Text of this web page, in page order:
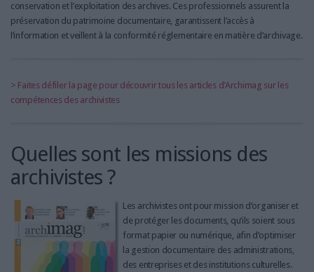
LES BASES DE DONNÉES
L'ESPACE EMPLOI
LES LIVRES BLANCS
LES SUPPLÉMENTS
conservation et l’exploitation des archives. Ces professionnels assurent la
préservation du patrimoine documentaire, garantissent l’accès à
l’information et veillent à la conformité réglementaire en matière d’archivage.
> Faites défiler la page pour découvrir tous les articles d'Archimag sur les
compétences des archivistes
Quelles sont les missions des
archivistes ?
Les archivistes ont pour mission d’organiser et
de protéger les documents, qu’ils soient sous
format papier ou numérique, afin d’optimiser
la gestion documentaire des administrations,
des entreprises et des institutions culturelles.